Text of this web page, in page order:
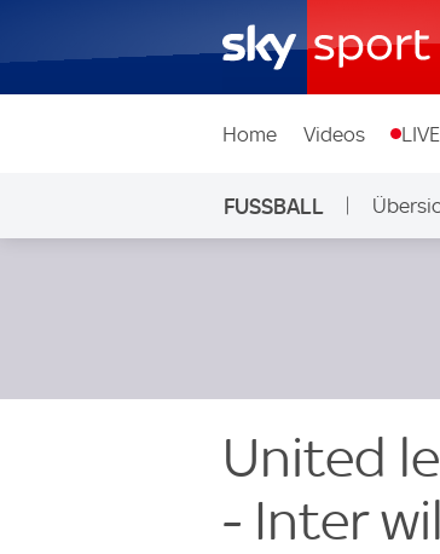
Home Videos LIVE
FUSSBALL
United
- Inter